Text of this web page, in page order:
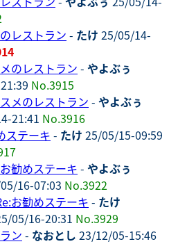
レストラン - たけ 25/05/14-
のレストラン - やよぶぅ
No.3915
メのレストラン - やよぶぅ
21:41 No.3916
ステーキ - たけ 25/05/15-09:59
勧めステーキ - やよぶぅ
16-07:03 No.3922
お勧めステーキ - たけ
05/16-20:31 No.3929
ン - なおとし 23/12/05-15:46